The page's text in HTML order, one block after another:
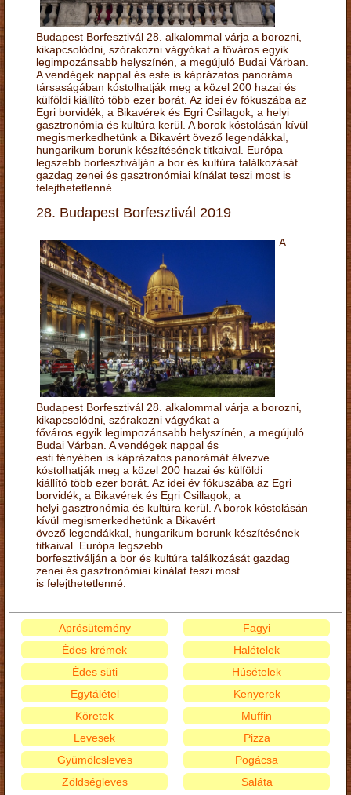
Budapest Borfesztivál 28. alkalommal várja a borozni,
kikapcsolódni, szórakozni vágyókat a főváros egyik
legimpozánsabb helyszínén, a megújuló Budai Várban.
A vendégek nappal és este is káprázatos panoráma
társaságában kóstolhatják meg a közel 200 hazai és
külföldi kiállító több ezer borát. Az idei év fókuszába az
Egri borvidék, a Bikavérek és Egri Csillagok, a helyi
gasztronómia és kultúra kerül. A borok kóstolásán kívül
megismerkedhetünk a Bikavért övező legendákkal,
hungarikum borunk készítésének titkaival. Európa
legszebb borfesztiválján a bor és kultúra találkozását
gazdag zenei és gasztronómiai kínálat teszi most is
felejthetetlenné.
28. Budapest Borfesztivál 2019
A
Budapest Borfesztivál 28. alkalommal várja a borozni,
kikapcsolódni, szórakozni vágyókat a
főváros egyik legimpozánsabb helyszínén, a megújuló
Budai Várban. A vendégek nappal és
esti fényében is káprázatos panorámát élvezve
kóstolhatják meg a közel 200 hazai és külföldi
kiállító több ezer borát. Az idei év fókuszába az Egri
borvidék, a Bikavérek és Egri Csillagok, a
helyi gasztronómia és kultúra kerül. A borok kóstolásán
kívül megismerkedhetünk a Bikavért
övező legendákkal, hungarikum borunk készítésének
titkaival. Európa legszebb
borfesztiválján a bor és kultúra találkozását gazdag
zenei és gasztronómiai kínálat teszi most
is felejthetetlenné.
Aprósütemény
Édes krémek
Édes süti
Egytálétel
Fagyi
Halételek
Húsételek
Kenyerek
Köretek
Levesek
Gyümölcsleves
Zöldségleves
Muffin
Pizza
Pogácsa
Saláta